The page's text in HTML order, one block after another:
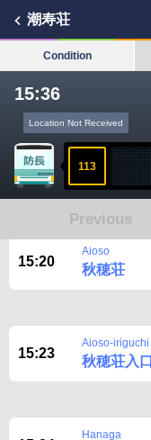
潮寿荘
Condition
15:36
Location Not Received
113
Previous
15:20
Aioso
秋穂荘
15:23
Aioso-iriguchi
秋穂荘入口
Hanaga